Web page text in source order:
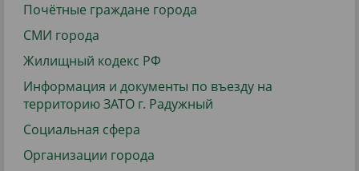
Почётные граждане города
СМИ города
Жилищный кодекс РФ
Информация и документы по въезду на
территорию ЗАТО г. Радужный
Социальная сфера
Организации города